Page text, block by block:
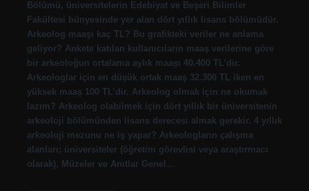
Bölümü, üniversitelerin Edebiyat ve Beşeri Bilimler
Fakültesi bünyesinde yer alan dört yıllık lisans bölümüdür.
Arkeolog maaşı kaç TL? Bu grafikteki veriler ne anlama
geliyor? Ankete katılan kullanıcıların maaş verilerine göre
bir arkeoloğun ortalama aylık maaşı 40.400 TL’dir.
Arkeologlar için en düşük ortak maaş 32.300 TL iken en
yüksek maaş 100 TL’dir. Arkeolog olmak için ne okumak
lazım? Arkeolog olabilmek için dört yıllık bir üniversitenin
arkeoloji bölümünden lisans derecesi almak gerekir. 4 yıllık
arkeoloji mezunu ne iş yapar? Arkeologların çalışma
alanları; üniversiteler (öğretim görevlisi veya araştırmacı
olarak), Müzeler ve Anıtlar Genel…